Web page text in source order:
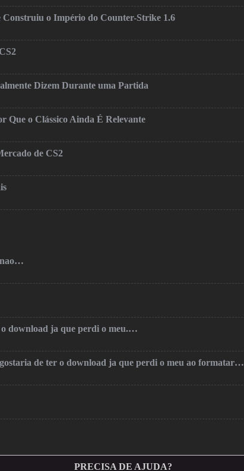
o Império do Counter-Strike 1.6
Dizem Durante uma Partida
Que o Clássico Ainda É Relevante
de CS2
nao…
o download ja que perdi o meu.…
de ter o download ja que perdi o meu ao formatar…
PRECISA DE AJUDA?